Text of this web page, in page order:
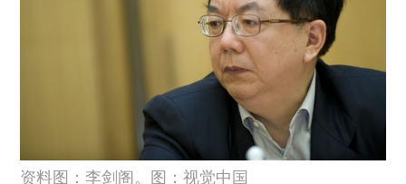
资料图：李剑阁。图：视觉中国